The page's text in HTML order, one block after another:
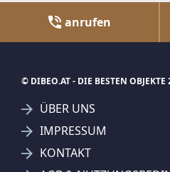
anrufen
© DIBEO.AT - DIE BESTEN OBJEKTE
ÜBER UNS
IMPRESSUM
KONTAKT